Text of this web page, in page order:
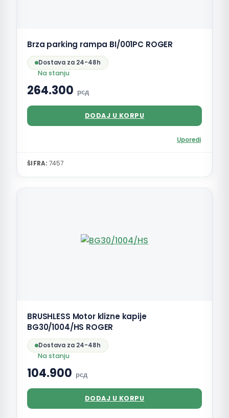
Brza parking rampa BI/001PC ROGER
Dostava za 24-48h
Na stanju
264.300 рсд
DODAJ U KORPU
Uporedi
ŠIFRA: 7457
BRUSHLESS Motor klizne kapije
BG30/1004/HS ROGER
Dostava za 24-48h
Na stanju
104.900 рсд
DODAJ U KORPU